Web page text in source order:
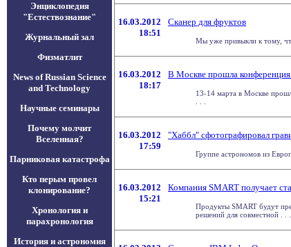
Энциклопедия
"Естествознание"
Журнальный зал
Физматлит
News of Russian Science
and Technology
Научные семинары
Почему молчит
Вселенная?
Парниковая катастрофа
Кто перым провел
клонирование?
Хронология и
парахронология
История и астрономия
16.03.2012
18:51
Сканер для фруктов
Мы уже привыкли к тому,
16.03.2012
18:17
В Москве прошла
13-14 марта в Москве
16.03.2012
17:59
"Хаббл" сфотографировал
Группе астрономов из
16.03.2012
15:21
Компания SMART получает
Продукты SMART будут
решений для совместной . . .